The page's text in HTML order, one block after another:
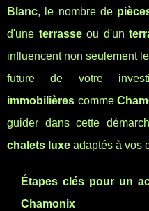
Blanc, le nombre de
d'une terrasseou d'un
influencent non seulement
future de votre
immobilières comme
guider dans cette
chalets luxe adaptés à vos
Étapes clés pour un
Chamonix